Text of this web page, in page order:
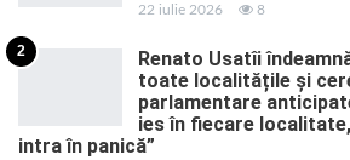
22 iulie 2026 8
2
Renato Usatîi
toate localitățile și
parlamentare
ies în fiecare
intra în panică”